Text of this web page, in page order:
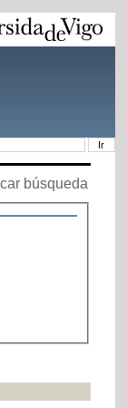
búsqueda